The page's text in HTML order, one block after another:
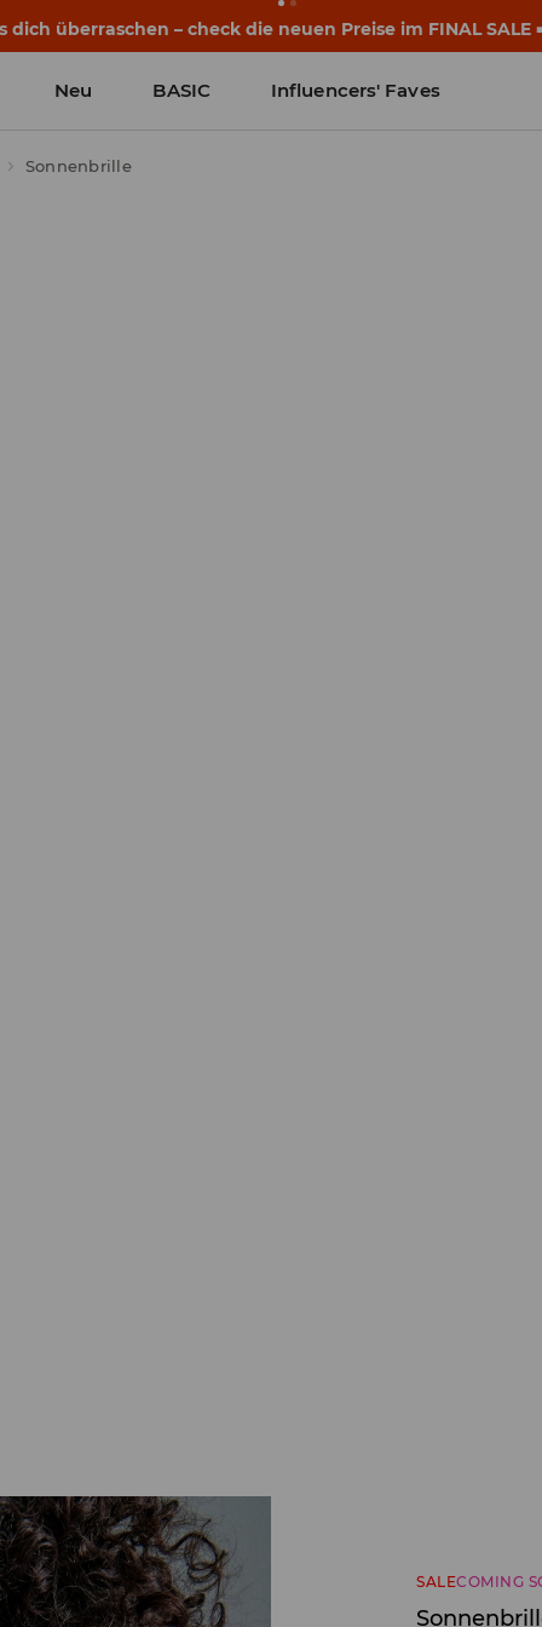
noch vor dem ersten Klingeln. Starte mit einem
Neu BASIC Influencers' Faves
Sonnenbrille
SALECOMING